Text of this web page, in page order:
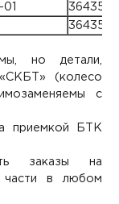
но детали,
(колесо
с
приемкой БТК
заказы на
части в любом